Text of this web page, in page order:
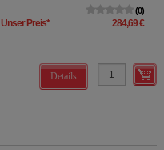
0
Unser Preis* 284,69 €
Details